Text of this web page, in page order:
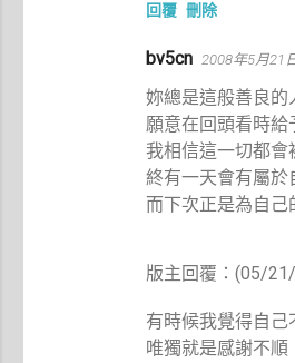
回覆 刪除
bv5cn 2008年5月21
妳總是這般善良的
願意在回頭看時給
我相信這一切都會
終有一天會有屬於
而下次正是為自己
版主回覆：(05/
有時候我覺得自己
唯獨就是感謝不順